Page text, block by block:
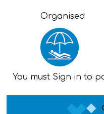
Organised
You must Sign in to